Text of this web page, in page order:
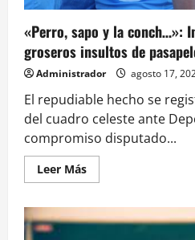
«Perro, sapo y la conch…»:
groseros insultos de
Administrador agosto 17,
El repudiable hecho se
del cuadro celeste ante
compromiso disputado...
Leer MásLeer
más
sapo